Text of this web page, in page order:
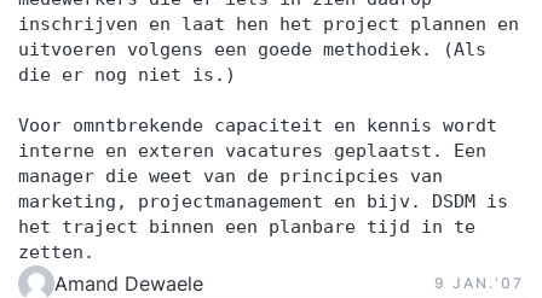
inschrijven en laat hen het project plannen en
uitvoeren volgens een goede methodiek. (Als
die er nog niet is.)
Voor omntbrekende capaciteit en kennis wordt
interne en exteren vacatures geplaatst. Een
manager die weet van de principcies van
marketing, projectmanagement en bijv. DSDM is
het traject binnen een planbare tijd in te
zetten.
Amand Dewaele 9 JAN.‘07